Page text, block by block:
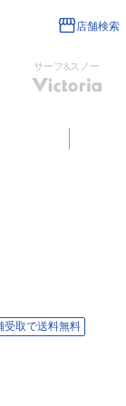
店舗検索
サーフ&スノー
受取で送料無料